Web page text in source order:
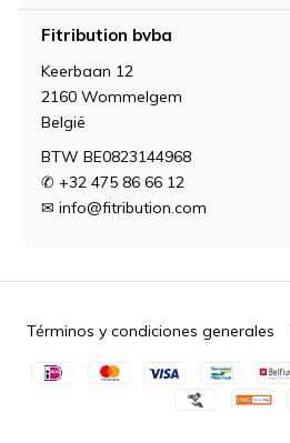
Fitribution bvba
Keerbaan 12
2160 Wommelgem
België
BTW BE0823144968
✆ +32 475 86 66 12
✉ info@fitribution.com
Términos y condiciones generales